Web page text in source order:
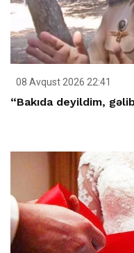
08 Avqust 2026 22:41
“Bakıda deyildim,